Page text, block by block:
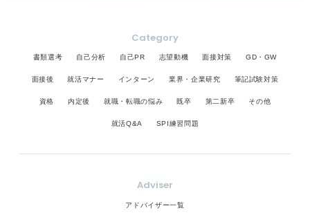
Category
書類選考 自己分析 自己PR 志望動機 面接対策 GD・GW
面接後 就活マナー インターン 業界・企業研究 筆記試験対策
資格 内定後 就職・転職の悩み 既卒 第二新卒 その他
就活Q&A SPI練習問題
Adviser
アドバイザー一覧